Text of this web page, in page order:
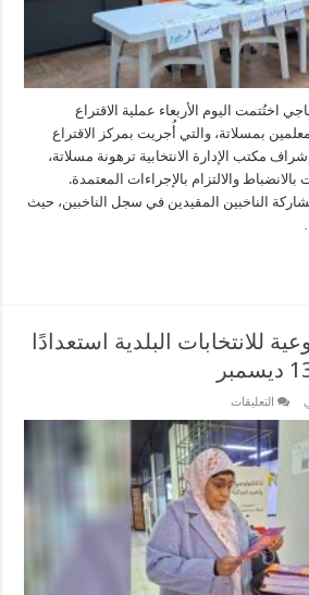
اختُتمت اليوم الأربعاء عملية الاقتراع
بمسلاتة، والتي أُجريت بمركز الاقتراع
مكتب الإدارة الانتخابية ترهونة مسلاتة،
والالتزام بالإجراءات المعتمدة.
الناخبين المقيدين في سجل الناخبين، حيث
للانتخابات البلدية استعدادًا
التعليقات
حملات
التوعية
للانتخابات
البلدية
استعدادًا
ليوم
الاقتراع
في
13
ديسمبر
مغلقة